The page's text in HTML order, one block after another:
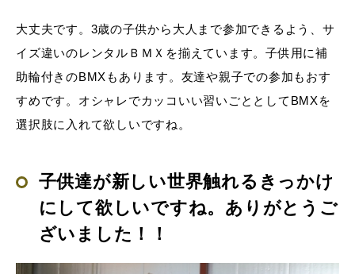
大丈夫です。3歳の子供から大人まで参加できるよう、サ
イズ違いのレンタルＢＭＸを揃えています。子供用に補
助輪付きのBMXもあります。友達や親子での参加もおす
すめです。オシャレでカッコいい習いごととしてBMXを
選択肢に入れて欲しいですね。
子供達が新しい世界触れるきっかけ
にして欲しいですね。ありがとうご
ざいました！！